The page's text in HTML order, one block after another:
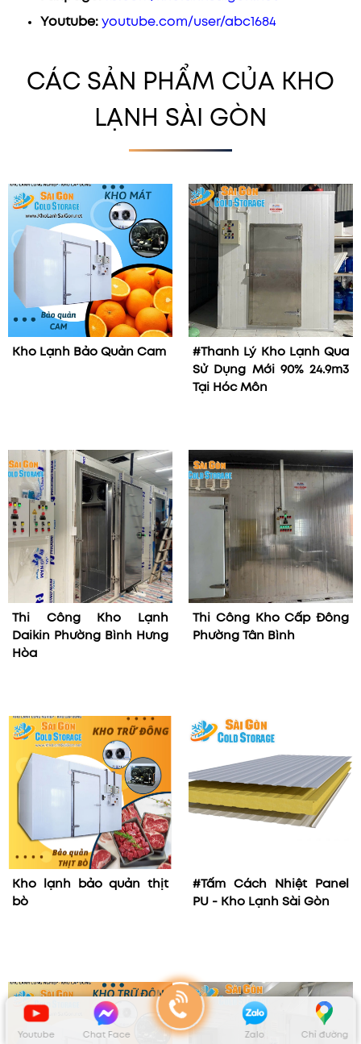
Youtube Chat Face Zalo Chỉ đường
Youtube: youtube.com/user/abc1684
CÁC SẢN PHẨM CỦA KHO
LẠNH SÀI GÒN
Kho Lạnh Bảo Quản Cam
#Thanh Lý Kho Lạnh Qua
Sử Dụng Mới 90% 24.9m3
Tại Hóc Môn
Thi Công Kho Lạnh
Daikin Phường Bình Hưng
Hòa
Thi Công Kho Cấp Đông
Phường Tân Bình
Kho lạnh bảo quản thịt
bò
#Tấm Cách Nhiệt Panel
PU - Kho Lạnh Sài Gòn